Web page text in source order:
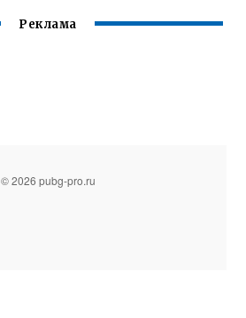
Реклама
© 2026 pubg-pro.ru